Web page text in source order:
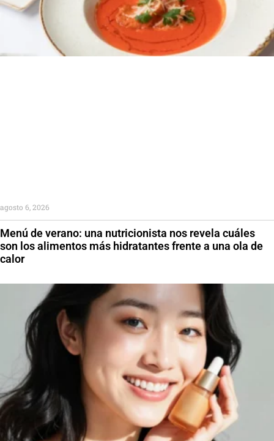
Menú de verano: una nutricionista nos revela cuáles
son los alimentos más hidratantes frente a una ola de
calor
agosto 6, 2026